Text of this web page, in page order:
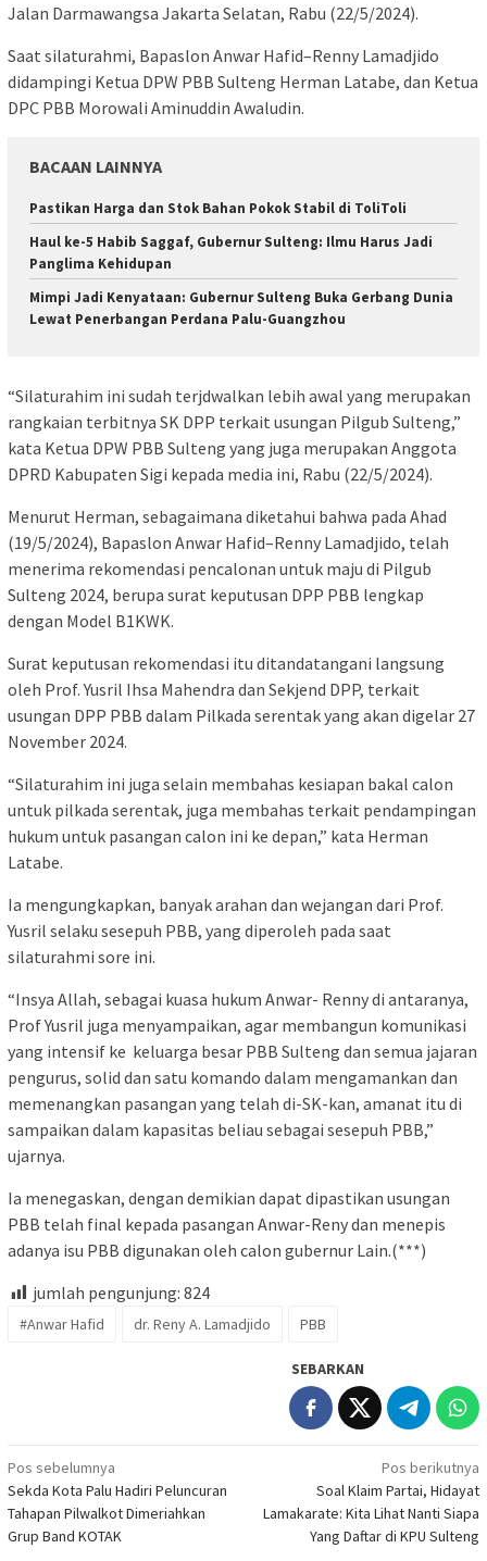
Jalan Darmawangsa Jakarta Selatan, Rabu (22/5/2024).
Saat silaturahmi, Bapaslon Anwar Hafid–Renny Lamadjido
didampingi Ketua DPW PBB Sulteng Herman Latabe, dan Ketua
DPC PBB Morowali Aminuddin Awaludin.
BACAAN LAINNYA
Pastikan Harga dan Stok Bahan Pokok Stabil di ToliToli
Haul ke-5 Habib Saggaf, Gubernur Sulteng: Ilmu Harus Jadi
Panglima Kehidupan
Mimpi Jadi Kenyataan: Gubernur Sulteng Buka Gerbang Dunia
Lewat Penerbangan Perdana Palu-Guangzhou
“Silaturahim ini sudah terjdwalkan lebih awal yang merupakan
rangkaian terbitnya SK DPP terkait usungan Pilgub Sulteng,”
kata Ketua DPW PBB Sulteng yang juga merupakan Anggota
DPRD Kabupaten Sigi kepada media ini, Rabu (22/5/2024).
Menurut Herman, sebagaimana diketahui bahwa pada Ahad
(19/5/2024), Bapaslon Anwar Hafid–Renny Lamadjido, telah
menerima rekomendasi pencalonan untuk maju di Pilgub
Sulteng 2024, berupa surat keputusan DPP PBB lengkap
dengan Model B1KWK.
Surat keputusan rekomendasi itu ditandatangani langsung
oleh Prof. Yusril Ihsa Mahendra dan Sekjend DPP, terkait
usungan DPP PBB dalam Pilkada serentak yang akan digelar 27
November 2024.
“Silaturahim ini juga selain membahas kesiapan bakal calon
untuk pilkada serentak, juga membahas terkait pendampingan
hukum untuk pasangan calon ini ke depan,” kata Herman
Latabe.
Ia mengungkapkan, banyak arahan dan wejangan dari Prof.
Yusril selaku sesepuh PBB, yang diperoleh pada saat
silaturahmi sore ini.
“Insya Allah, sebagai kuasa hukum Anwar- Renny di antaranya,
Prof Yusril juga menyampaikan, agar membangun komunikasi
yang intensif ke keluarga besar PBB Sulteng dan semua jajaran
pengurus, solid dan satu komando dalam mengamankan dan
memenangkan pasangan yang telah di-SK-kan, amanat itu di
sampaikan dalam kapasitas beliau sebagai sesepuh PBB,”
ujarnya.
Ia menegaskan, dengan demikian dapat dipastikan usungan
PBB telah final kepada pasangan Anwar-Reny dan menepis
adanya isu PBB digunakan oleh calon gubernur Lain.(***)
jumlah pengunjung: 824
#Anwar Hafid dr. Reny A. Lamadjido PBB
SEBARKAN
Navigasi
pos
Pos sebelumnya
Sekda Kota Palu Hadiri Peluncuran
Tahapan Pilwalkot Dimeriahkan
Grup Band KOTAK
Pos berikutnya
Soal Klaim Partai, Hidayat
Lamakarate: Kita Lihat Nanti Siapa
Yang Daftar di KPU Sulteng